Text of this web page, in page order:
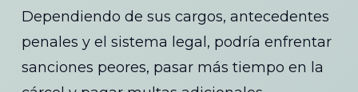
Dependiendo de sus cargos, antecedentes
penales y el sistema legal, podría enfrentar
sanciones peores, pasar más tiempo en la